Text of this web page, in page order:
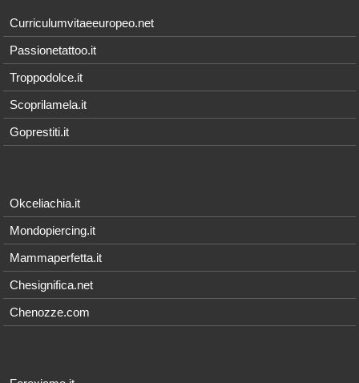
Curriculumvitaeeuropeo.net
Passionetattoo.it
Troppodolce.it
Scoprilamela.it
Goprestiti.it
Okceliachia.it
Mondopiercing.it
Mammaperfetta.it
Chesignifica.net
Chenozze.com